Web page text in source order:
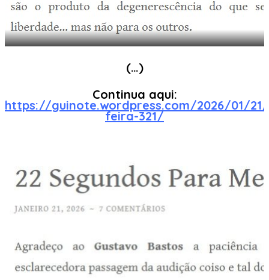
(…)
Continua aqui:
https://guinote.wordpress.com/2026/01/
feira-321/